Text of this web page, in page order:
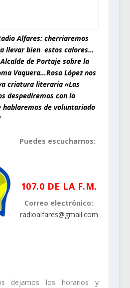
Alfares: cherriaremos
llevar bien estos calores…
de Portaje sobre la
Vaquera…Rosa López nos
criatura literaria «Las
despediremos con la
hablaremos de voluntariado
Puedes escucharnos:
107.0 DE LA F.M.
Correo electrónico:
radioalfares@gmail.com
dejamos los horarios y